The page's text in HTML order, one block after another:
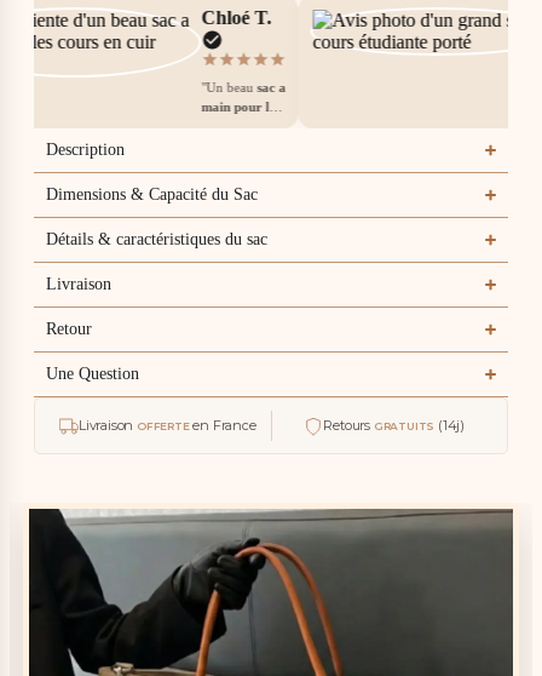
Chloé T.
"Un beausac a
main pour les
courspour son
depasse, bonne
finition. La
doublure et
dure, a
sans."
Description
Dimensions & Capacité du Sac
Détails & caractéristiques du sac
Livraison
Retour
Une Question
Livraison OFFERTEen France Retours GRATUITS (14j)